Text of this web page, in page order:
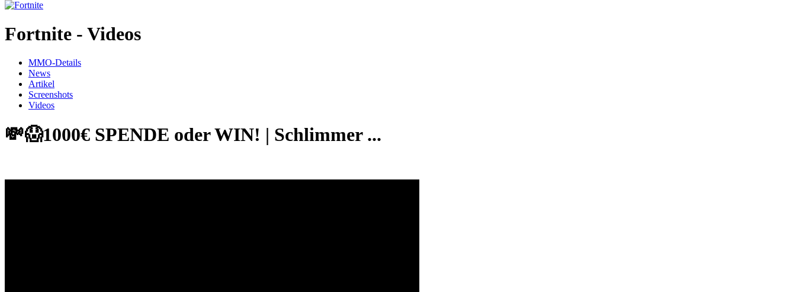
Fortnite - Videos
MMO-Details
News
Artikel
Screenshots
Videos
💸😱1000€ SPENDE oder WIN! | Schlimmer ...